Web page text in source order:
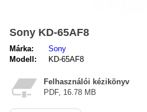
Sony KD-65AF8
Márka:
Sony
Modell:
KD-65AF8
Felhasználói kézikönyv
PDF, 16.78 MB